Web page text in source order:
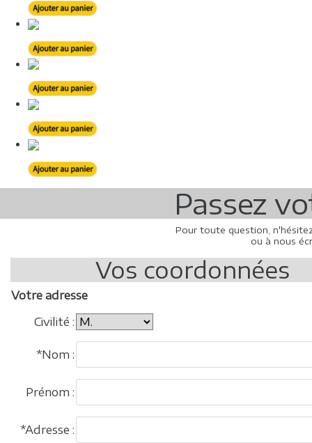
Passez
Pour toute question,
ou à nous
Vos coordonnées
Votre adresse
Civilité :
*Nom :
Prénom :
*Adresse :